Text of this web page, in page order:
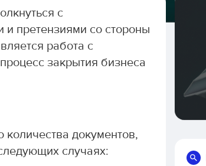
с
претензиями со стороны
работа с
закрытия бизнеса
документов,
случаях: